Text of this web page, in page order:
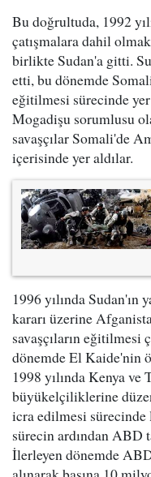
Bu doğrultuda, 1992
çatışmalara dahil
birlikte Sudan'a gitti.
etti, bu dönemde
eğitilmesi sürecinde
Mogadişu sorumlusu
savaşçılar Somali'de
içerisinde yer aldılar.
1996 yılında Sudan'ın
kararı üzerine
savaşçıların eğitilmesi
dönemde El Kaide'nin
1998 yılında Kenya ve
büyükelçiliklerine
icra edilmesi
sürecin ardından ABD
İlerleyen dönemde